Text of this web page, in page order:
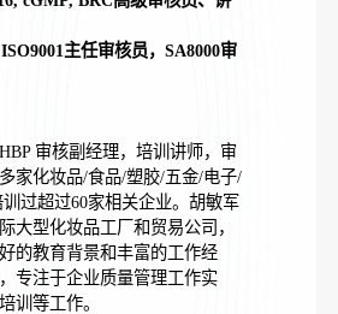
主任审核员，SA8000审
审核副经理，培训讲师，审
家化妆品/食品/塑胶/五金/电子/
过超过60家相关企业。胡敏军
大型化妆品工厂和贸易公司，
的教育背景和丰富的工作经
专注于企业质量管理工作实
训等工作。